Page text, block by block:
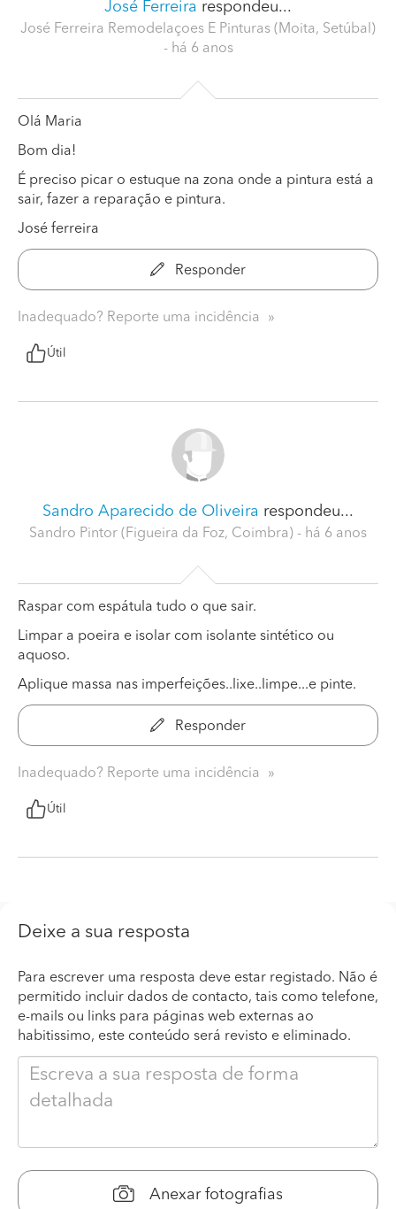
José Ferreira respondeu...
José Ferreira Remodelaçoes E Pinturas (Moita, Setúbal)
- há 6 anos
Olá Maria
Bom dia!
É preciso picar o estuque na zona onde a pintura está a
sair, fazer a reparação e pintura.
José ferreira
Responder
Inadequado? Reporte uma incidência
Útil
Sandro Aparecido de Oliveira respondeu...
Sandro Pintor (Figueira da Foz, Coimbra) - há 6 anos
Raspar com espátula tudo o que sair.
Limpar a poeira e isolar com isolante sintético ou
aquoso.
Aplique massa nas imperfeições..lixe..limpe...e pinte.
Responder
Inadequado? Reporte uma incidência
Útil
Deixe a sua resposta
Para escrever uma resposta deve estar registado. Não é
permitido incluir dados de contacto, tais como telefone,
e-mails ou links para páginas web externas ao
habitissimo, este conteúdo será revisto e eliminado.
Anexar fotografias